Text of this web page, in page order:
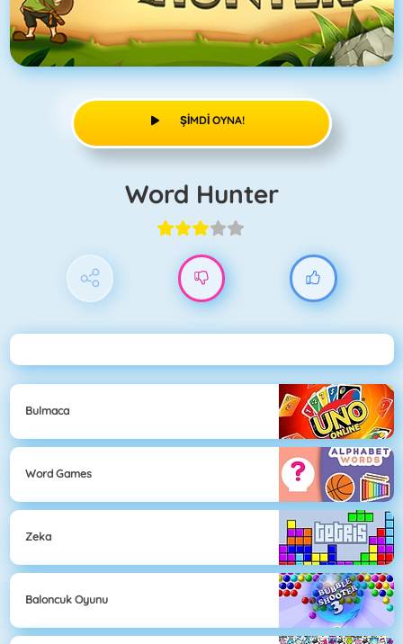
ŞIMDI OYNA!
Word Hunter
Bulmaca
Word Games
Zeka
Baloncuk Oyunu